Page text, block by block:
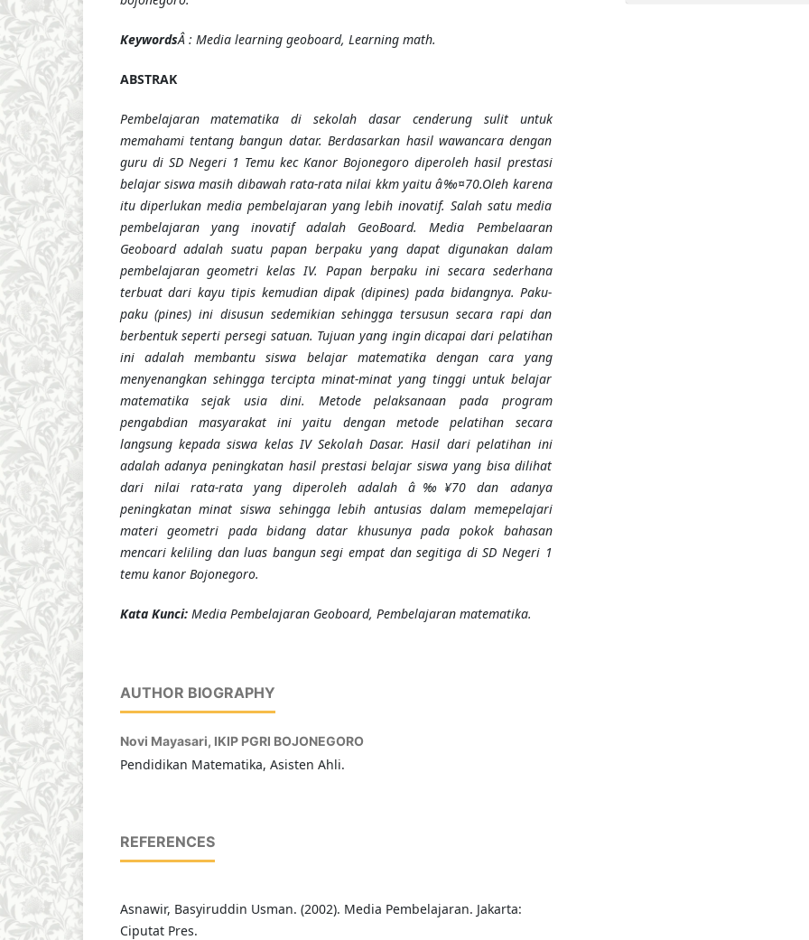
KeywordsÂ : Media learning geoboard, Learning math.
ABSTRAK
Pembelajaran matematika di sekolah dasar cenderung sulit untuk
memahami tentang bangun datar. Berdasarkan hasil wawancara dengan
guru di SD Negeri 1 Temu kec Kanor Bojonegoro diperoleh hasil prestasi
belajar siswa masih dibawah rata-rata nilai kkm yaitu â‰¤70.Oleh karena
itu diperlukan media pembelajaran yang lebih inovatif. Salah satu media
pembelajaran yang inovatif adalah GeoBoard. Media Pembelaaran
Geoboard adalah suatu papan berpaku yang dapat digunakan dalam
pembelajaran geometri kelas IV. Papan berpaku ini secara sederhana
terbuat dari kayu tipis kemudian dipak (dipines) pada bidangnya. Paku-
paku (pines) ini disusun sedemikian sehingga tersusun secara rapi dan
berbentuk seperti persegi satuan. Tujuan yang ingin dicapai dari pelatihan
ini adalah membantu siswa belajar matematika dengan cara yang
menyenangkan sehingga tercipta minat-minat yang tinggi untuk belajar
matematika sejak usia dini.
Metode pelaksanaan pada program
pengabdian masyarakat ini yaitu dengan metode pelatihan secara
langsung kepada siswa kelas IV Sekolah Dasar. Hasil dari pelatihan ini
adalah adanya peningkatan hasil prestasi belajar siswa yang bisa dilihat
dari nilai rata-rata yang diperoleh adalah â‰¥70 dan adanya
peningkatan minat siswa sehingga lebih antusias dalam memepelajari
materi geometri pada bidang datar khusunya pada pokok bahasan
mencari keliling dan luas bangun segi empat dan segitiga di SD Negeri 1
temu kanor Bojonegoro.
Kata Kunci: Media Pembelajaran Geoboard, Pembelajaran matematika.
AUTHOR BIOGRAPHY
Novi Mayasari, IKIP PGRI BOJONEGORO
Pendidikan Matematika, Asisten Ahli.
REFERENCES
Asnawir, Basyiruddin Usman. (2002). Media Pembelajaran. Jakarta:
Ciputat Pres.